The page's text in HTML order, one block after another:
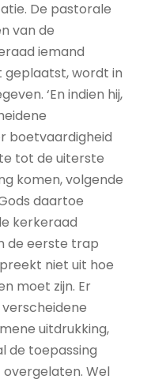
De pastorale
van de
iemand
geplaatst, wordt in
‘En indien hij,
boetvaardigheid
tot de uiterste
komen, volgende
daartoe
kerkeraad
de eerste trap
niet uit hoe
moet zijn. Er
uitdrukking,
de toepassing
Wel